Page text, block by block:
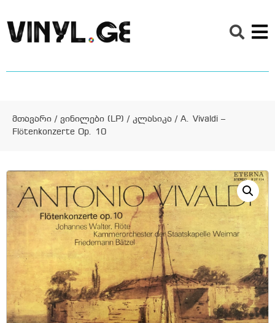
მთავარი / ვინილები (LP) / კლასიკა / A. Vivaldi –
Flötenkonzerte Op. 10